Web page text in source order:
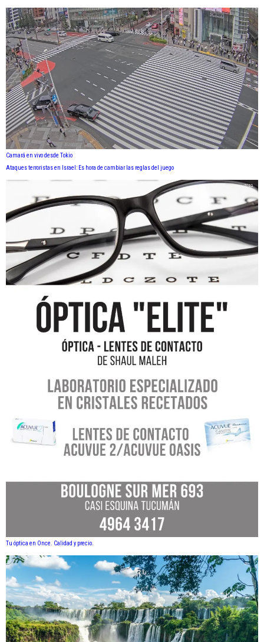
Camará en vivo desde Tokio
Ataques terroristas en Israel: Es hora de cambiar las reglas del juego
Tu óptica en Once. Calidad y precio.